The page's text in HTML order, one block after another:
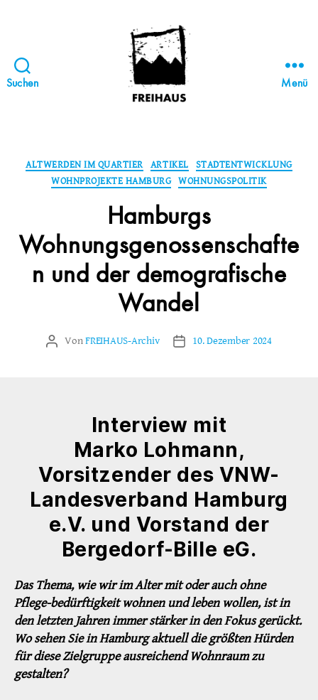
Suchen
STATTBAU
HAMBURG
Menü
Kategorien
ALTWERDEN IM QUARTIER ARTIKEL
STADTENTWICKLUNG
WOHNPROJEKTE HAMBURG WOHNUNGSPOLITIK
Hamburgs
Wohnungsgenossenschafte
n und der demografische
Wandel
Beitragsautor
VonFREIHAUS-Archiv Veröffentlichungsdatum
10. Dezember 2024
Interview mit
Marko Lohmann,
Vorsitzender des VNW-
Landesverband Hamburg
e.V. und Vorstand der
Bergedorf-Bille eG.
Das Thema, wie wir im Alter mit oder auch ohne
Pflege-bedürftigkeit wohnen und leben wollen, ist in
den letzten Jahren immer stärker in den Fokus gerückt.
Wo sehen Sie in Hamburg aktuell die größten Hürden
für diese Zielgruppe ausreichend Wohnraum zu
gestalten?